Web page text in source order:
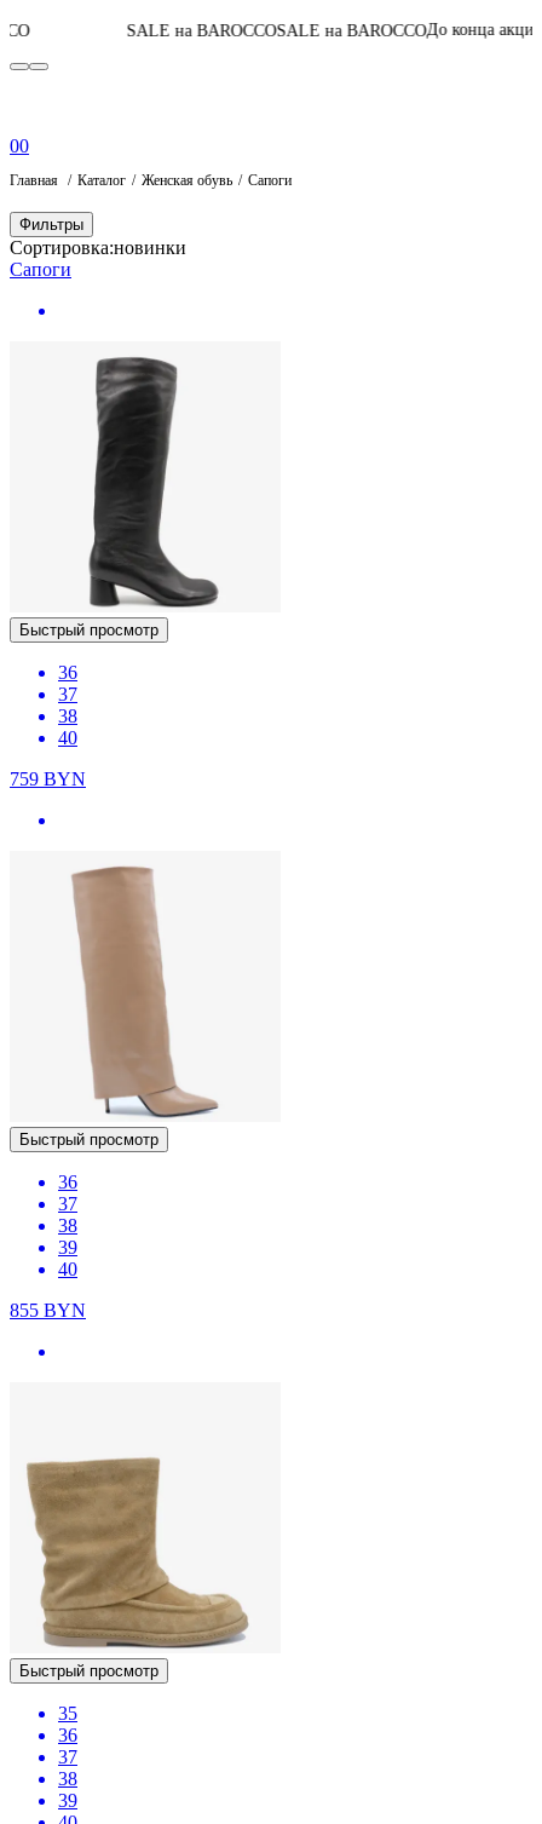
SALE на BAROCCOSALE на BAROCCOДо конца акции04:17:41:36
00
Главная Каталог Женская обувь Сапоги
Фильтры
Сортировка:новинки
Сапоги
Быстрый просмотр
36
37
38
40
759 BYN
Быстрый просмотр
36
37
38
39
40
855 BYN
Быстрый просмотр
35
36
37
38
39